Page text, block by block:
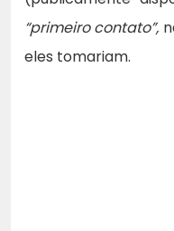
“primeiro contato”,
eles tomariam.